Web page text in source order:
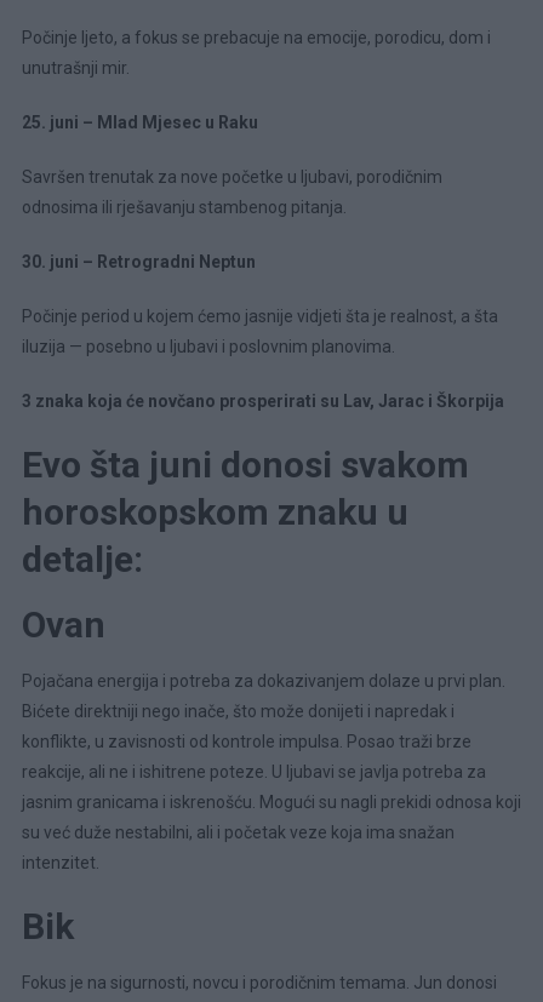
Počinje ljeto, a fokus se prebacuje na emocije, porodicu, dom i
unutrašnji mir.
25. juni – Mlad Mjesec u Raku
Savršen trenutak za nove početke u ljubavi, porodičnim
odnosima ili rješavanju stambenog pitanja.
30. juni – Retrogradni Neptun
Počinje period u kojem ćemo jasnije vidjeti šta je realnost, a šta
iluzija — posebno u ljubavi i poslovnim planovima.
3 znaka koja će novčano prosperirati su Lav, Jarac i Škorpija
Evo šta juni donosi svakom
horoskopskom znaku u
detalje:
Ovan
Pojačana energija i potreba za dokazivanjem dolaze u prvi plan.
Bićete direktniji nego inače, što može donijeti i napredak i
konflikte, u zavisnosti od kontrole impulsa. Posao traži brze
reakcije, ali ne i ishitrene poteze. U ljubavi se javlja potreba za
jasnim granicama i iskrenošću. Mogući su nagli prekidi odnosa koji
su već duže nestabilni, ali i početak veze koja ima snažan
intenzitet.
Bik
Fokus je na sigurnosti, novcu i porodičnim temama. Jun donosi